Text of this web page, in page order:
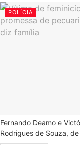
POLÍCIA
Fernando Deamo e
Rodrigues de Souza,